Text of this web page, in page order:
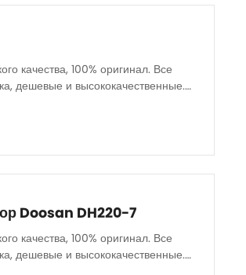
качества, 100% оригинал. Все
дешевые и высококачественные.
Doosan DH220-7
качества, 100% оригинал. Все
дешевые и высококачественные.